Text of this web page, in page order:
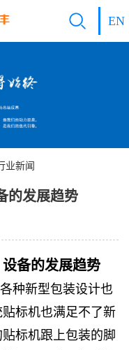
EN
业新闻
的发展趋势
设备的发展趋势
种新型包装设计也
标机也满足不了新
标机跟上包装的脚